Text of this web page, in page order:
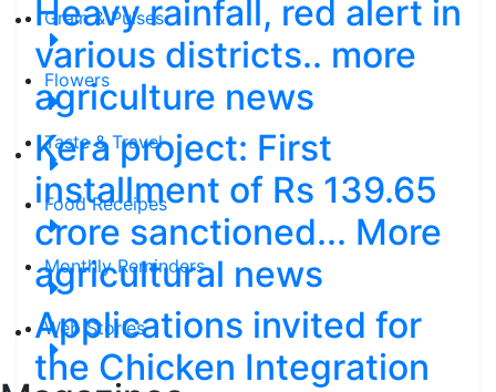
Grain & Pulses
Flowers
Taste & Travel
Food Receipes
Monthly Reminders
Web Stories
Heavy rainfall, red alert in
various districts.. more
agriculture news
Kera project: First
installment of Rs 139.65
crore sanctioned... More
agricultural news
Applications invited for
the Chicken Integration